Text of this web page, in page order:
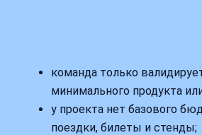
команда только
минимального продукта
у проекта нет базового
поездки, билеты и стенды;